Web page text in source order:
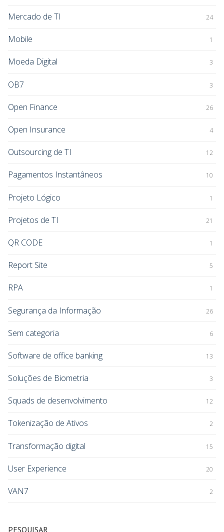
Mercado de TI 24
Mobile 1
Moeda Digital 3
OB7 3
Open Finance 26
Open Insurance 4
Outsourcing de TI 12
Pagamentos Instantâneos 10
Projeto Lógico 1
Projetos de TI 21
QR CODE 1
Report Site 5
RPA 1
Segurança da Informação 26
Sem categoria 6
Software de office banking 13
Soluções de Biometria 3
Squads de desenvolvimento 12
Tokenização de Ativos 2
Transformação digital 15
User Experience 20
VAN7 2
PESQUISAR